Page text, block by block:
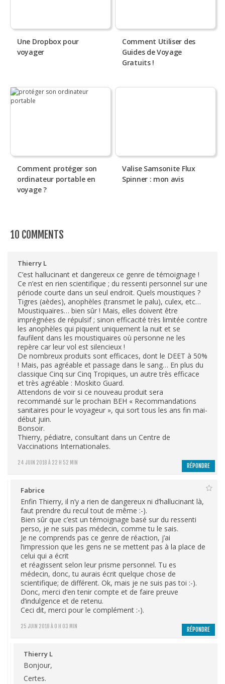
Une Dropbox pour
voyager
Comment Utiliser des
Guides de Voyage
Gratuits !
Comment protéger son
ordinateur portable en
voyage ?
Valise Samsonite Flux
Spinner : mon avis
10 COMMENTS
Thierry L
24 JUIN 2018 À 22 H 52 MIN
C’est hallucinant et dangereux ce genre de témoignage !
Ce n’est en rien scientifique ; du ressenti personnel sur une
période courte dans un seul endroit. Quels moustiques ?
Tigres (aèdes), anophèles (transmet le palu), culex, etc…
Moustiquaires… bien sûr ! Mais, elles doivent être
imprégnées de répulsif ; sinon efficacité très limitée contre
les anophèles qui piquent uniquement la nuit et se
faufilent dans les moustiquaires où personne ne les
repère car leur vol est silencieux !
De nombreux produits sont efficaces, dont le DEET à 50%
! Mais, pas agréable et passage dans le sang… En plus du
classique Cinq sur Cinq Tropiques, un autre très efficace
et très agréable : Moskito Guard.
Attendons de voir si ce nouveau produit sera
recommandé sur le prochain BEH « Recommandations
sanitaires pour le voyageur », qui sort tous les ans fin mai-
début juin.
Bonsoir.
Thierry, pédiatre, consultant dans un Centre de
Vaccinations Internationales.
RÉPONDRE
Fabrice
25 JUIN 2018 À 0 H 03 MIN
Enfin Thierry, il n’y a rien de dangereux ni d’hallucinant là,
faut prendre du recul tout de même :-).
Bien sûr que c’est un témoignage basé sur du ressenti
perso, je ne suis pas médecin, comme tu le sais.
Je ne comprends pas ce genre de réaction, j’ai
l’impression que les gens ne se mettent pas à la place de
celui qui a écrit
et réagissent selon leur prisme personnel. Tu es
médecin, donc, tu aurais écrit quelque chose de
scientifique; de différent. Ok, mais je ne suis pas toi :-).
Donc, merci d’en tenir compte et de faire preuve
d’indulgence et de retenu.
Ceci dit, merci pour le complément :-).
RÉPONDRE
Thierry L
Bonjour,
Certes.